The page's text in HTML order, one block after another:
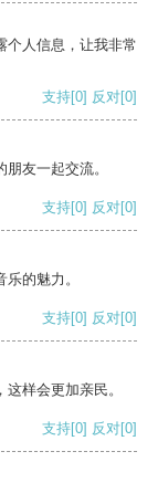
个人信息，让我非常
支持[0] 反对[0]
友一起交流。
支持[0] 反对[0]
的魅力。
支持[0] 反对[0]
样会更加亲民。
支持[0] 反对[0]